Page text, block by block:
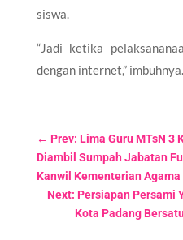
siswa.
“Jadi ketika
dengan internet,”
← Prev: Lima Guru MTsN 3
Diambil Sumpah Jabatan
Kanwil Kementerian
Next: Persiapan Persami
Kota Padang